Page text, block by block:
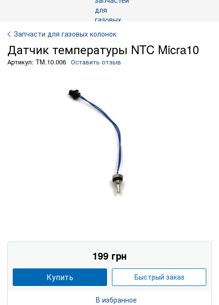
Запчасти для газовых колонок
Датчик температуры NTC Micra10
Артикул: TM.10.006 Оставить отзыв
199 грн
Купить Быстрый заказ
В избранное